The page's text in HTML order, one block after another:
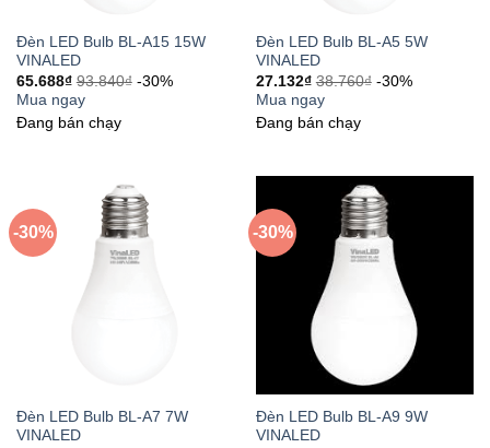
Đèn LED Bulb BL-A15 15W
VINALED
65.688₫ 93.840₫ -30%
Mua ngay
Đang bán chạy
Đèn LED Bulb BL-A5 5W
VINALED
27.132₫ 38.760₫ -30%
Mua ngay
Đang bán chạy
-30%
Đèn LED Bulb BL-A7 7W
VINALED
-30%
Đèn LED Bulb BL-A9 9W
VINALED